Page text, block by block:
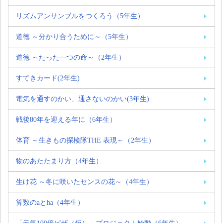
リズムアンサンブルをつくろう（5年生）
道徳 ～分かり合うために～（5年生）
道徳 ～たった一つの命～（2年生）
すてきカード(2年生)
電気を通すのかい、通さないのかい(3年生)
戦後80年を迎える年に（6年生）
体育 ～生きもの探検隊THE 表現～（2年生）
物のあたたまり方（4年生）
生け花 ～冬に咲いたセンスの花～（4年生）
算数のaとha（4年生）